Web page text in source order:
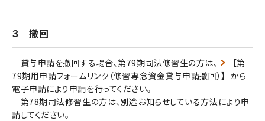
３ 撤回
貸与申請を撤回する場合、第79期司法修習生の方は、
【第
79期用申請フォームリンク（修習専念資金貸与申請撤回）】 から
電子申請により申請を行ってください。
第78期司法修習生の方は、別途お知らせしている方法により申
請してください。